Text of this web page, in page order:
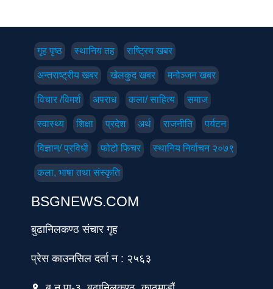
गृह पृष्‍ठ स्थानिय तह राष्ट्रिय खबर
अन्तराष्ट्रीय खबर खेलकुद खबर मनोञ्जन खबर
विचार /विमर्श अपराध कला/ साहित्य समाज
स्वास्थ्य शिक्षा प्रदेश अर्थ राजनीति पर्यटन
विज्ञान/ प्रविधी फोटो फिचर स्थानिय निर्वाचन २०७९
कला, भाषा तथा संस्कृति
BSGNEWS.COM
बुढानिलकण्ठ संचार गृह
प्रेस काउनसिल दर्ता न : २५६३